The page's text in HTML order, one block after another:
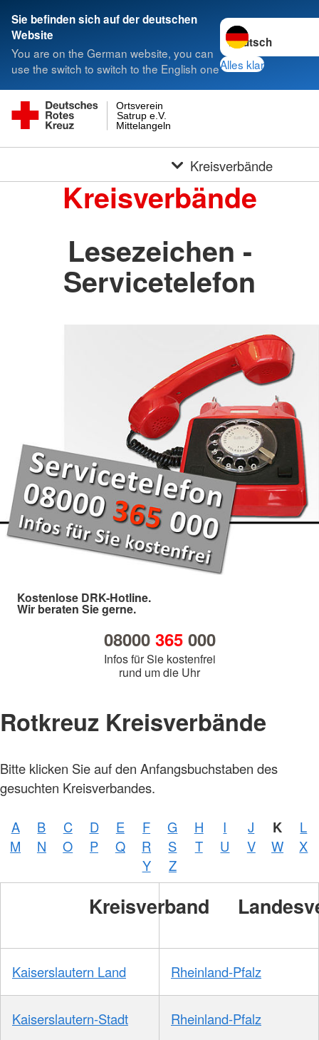
Sie befinden sich auf der deutschen
Website
You are on the German website, you can
use the switch to switch to the English one
Sprache wechseln
Alles klar
Mittelangeln
Satrup e.V.
Ortsverein
Kreisverbände
Kreisverbände
Lesezeichen -
Servicetelefon
Kostenlose DRK-Hotline.
Wir beraten Sie gerne.
08000 365000
Infos für Sie kostenfrei
rund um die Uhr
Rotkreuz Kreisverbände
Bitte klicken Sie auf den Anfangsbuchstaben des
gesuchten Kreisverbandes.
A B C D E F G H I J K
L
M
N O P Q R S T U V W
X
Y
Z
Kreisverband
Kaiserslautern Land Rheinland-Pfalz
Kaiserslautern-Stadt Rheinland-Pfalz